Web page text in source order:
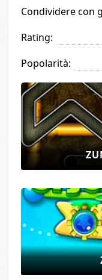
Condividere con
Rating:
Popolarità: